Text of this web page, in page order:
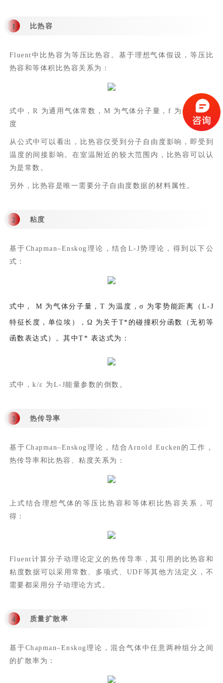
1 比热容
Fluent中比热容为等压比热容。基于理想气体假设，等压比
热容和等体积比热容关系为：
式中，R 为通用气体常数，M 为气体分子量，f 为分子自由
度
从公式中可以看出，比热容仅受到分子自由度影响，即受到
温度的间接影响。在室温附近的较大范围内，比热容可以认
为是常数。
另外，比热容是唯一需要分子自由度数据的材料属性。
2 粘度
基于Chapman–Enskog理论，结合L-J势理论，得到以下公
式：
式中， M 为气体分子量，T 为温度，σ 为零势能距离（L-J
特征长度，单位埃），Ω 为关于T*的碰撞积分函数（无初等
函数表达式）。其中T* 表达式为：
式中，k/ε 为L-J能量参数的倒数。
3 热传导率
基于Chapman–Enskog理论，结合Arnold Eucken的工作，
热传导率和比热容、粘度关系为：
上式结合理想气体的等压比热容和等体积比热容关系，可
得：
Fluent计算分子动理论定义的热传导率，其引用的比热容和
粘度数据可以采用常数、多项式、UDF等其他方法定义，不
需要都采用分子动理论方式。
4 质量扩散率
基于Chapman–Enskog理论，混合气体中任意两种组分之间
的扩散率为：